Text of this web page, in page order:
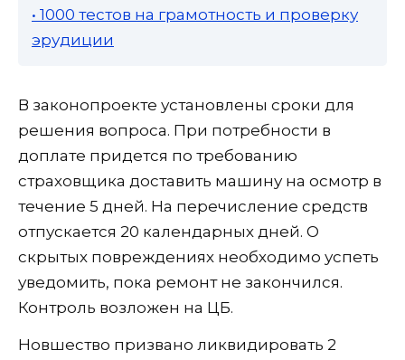
• 1000 тестов на грамотность и проверку
эрудиции
В законопроекте установлены сроки для
решения вопроса. При потребности в
доплате придется по требованию
страховщика доставить машину на осмотр в
течение 5 дней. На перечисление средств
отпускается 20 календарных дней. О
скрытых повреждениях необходимо успеть
уведомить, пока ремонт не закончился.
Контроль возложен на ЦБ.
Новшество призвано ликвидировать 2